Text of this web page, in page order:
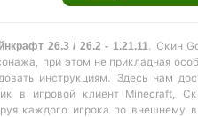
26.3 / 26.2 - 1.21.11 . Скин
при этом не прикладная
инструкциям. Здесь нам
в игровой клиент Minecraft,
каждого игрока по внешнему